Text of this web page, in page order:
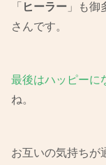
「 ヒーラー 」も御
さんです。
最後はハッピーに
ね。
お互いの気持ちが